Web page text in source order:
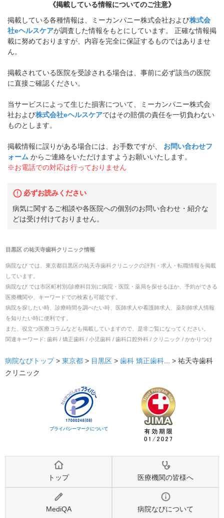
《掲載している情報についてのご注意》
掲載している各種情報は、ミーカンパニー株式会社および株式会
社eヘルスケアが調査した情報をもとにしています。 正確な情報掲
載に努めておりますが、内容を完全に保証するものではありませ
ん。
掲載されている医院を受診される場合は、事前に必ず該当の医院
に直接ご確認ください。
当サービスによって生じた損害について、ミーカンパニー株式会
社および株式会社eヘルスケアではその賠償の責任を一切負わない
ものとします。
掲載情報に誤りがある場合には、お手数ですが、
お問い合わせフ
ォーム からご連絡をいただけますようお願いいたします。
※お電話での対応は行っておりません
必ずお読みください
病気に関するご相談や各医院への個別のお問い合わせ・紹介な
どは受け付けておりません。
目黒区 の祐天寺歯科クリニック情報
病院なび では、 東京都目黒区の祐天寺歯科クリニックの評判・求人・転職情報を掲載
しています。
病院なび では市区町村別/診療科目別に病院・医院・薬局を探せるほか、予約ができる
医療機関や、キーワードでの検索も可能です。
病院を探したい時、診療時間を調べたい時、医師求人や看護師求人、薬剤師求人情報
を知りたい時に便利です。
また、役立つ医療コラムなども掲載していますので、是非ご覧になってください。
関連キーワード: 歯科 / 矯正歯科 / 小児歯科 / 歯科口腔外科 / クリニック / かかりつけ
病院なびトップ > 東京都 > 目黒区 > 歯科 矯正歯科 ... > 祐天寺歯科
クリニック
プライバシーマークについて
トップ 医療機関の皆様へ
MediQA 病院なびについて